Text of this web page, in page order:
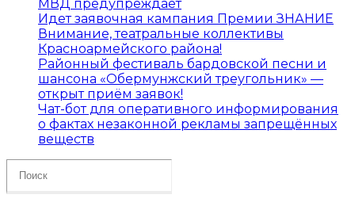
МВД предупреждает
Идет заявочная кампания Премии ЗНАНИЕ
Внимание, театральные коллективы
Красноармейского района!
Районный фестиваль бардовской песни и
шансона «Обермунжский треугольник» —
открыт приём заявок!
Чат-бот для оперативного информирования
о фактах незаконной рекламы запрещённых
веществ
this
website